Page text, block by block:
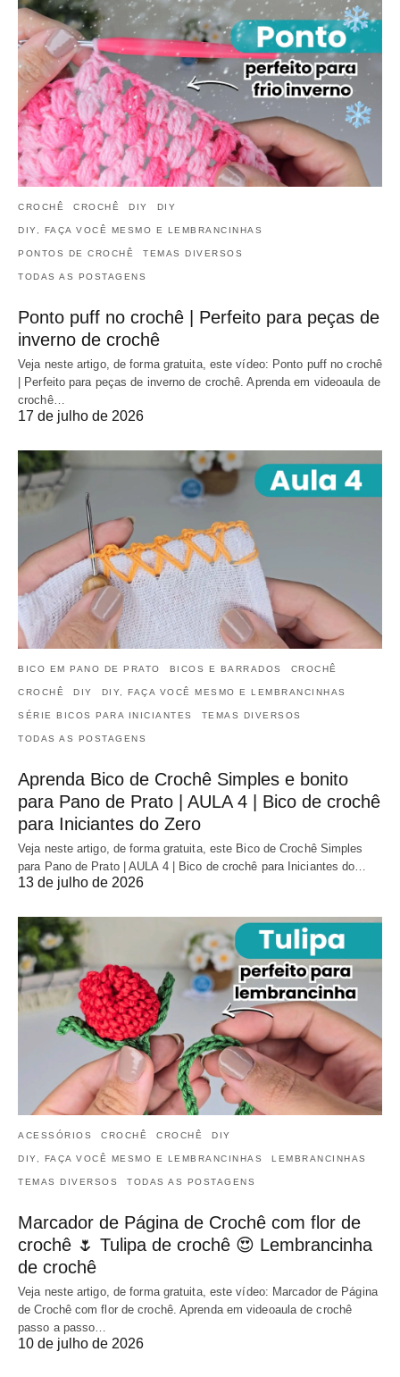
CROCHÊ CROCHÊ DIY DIY
DIY, FAÇA VOCÊ MESMO E LEMBRANCINHAS
PONTOS DE CROCHÊ TEMAS DIVERSOS
TODAS AS POSTAGENS
Ponto puff no crochê | Perfeito para peças de
inverno de crochê
Veja neste artigo, de forma gratuita, este vídeo: Ponto puff no crochê
| Perfeito para peças de inverno de crochê. Aprenda em videoaula de
crochê…
17 de julho de 2026
BICO EM PANO DE PRATO BICOS E BARRADOS CROCHÊ
CROCHÊ DIY DIY, FAÇA VOCÊ MESMO E LEMBRANCINHAS
SÉRIE BICOS PARA INICIANTES TEMAS DIVERSOS
TODAS AS POSTAGENS
Aprenda Bico de Crochê Simples e bonito
para Pano de Prato | AULA 4 | Bico de crochê
para Iniciantes do Zero
Veja neste artigo, de forma gratuita, este Bico de Crochê Simples
para Pano de Prato | AULA 4 | Bico de crochê para Iniciantes do…
13 de julho de 2026
ACESSÓRIOS CROCHÊ CROCHÊ DIY
DIY, FAÇA VOCÊ MESMO E LEMBRANCINHAS LEMBRANCINHAS
TEMAS DIVERSOS TODAS AS POSTAGENS
Marcador de Página de Crochê com flor de
crochê 🌷 Tulipa de crochê 😍 Lembrancinha
de crochê
Veja neste artigo, de forma gratuita, este vídeo: Marcador de Página
de Crochê com flor de crochê. Aprenda em videoaula de crochê
passo a passo…
10 de julho de 2026